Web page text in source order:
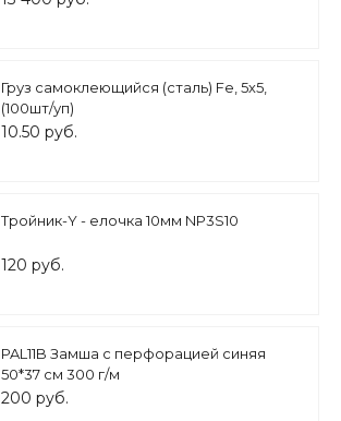
Груз самоклеющийся (сталь) Fe, 5х5,
(100шт/уп)
10.50 руб.
Тройник-Y - елочка 10мм NP3S10
120 руб.
PAL11B Замша с перфорацией синяя
50*37 см 300 г/м
200 руб.